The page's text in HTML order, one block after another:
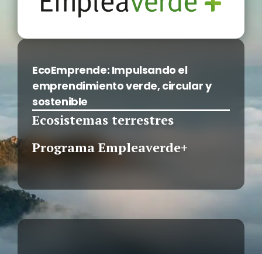
EcoEmprende: Impulsando el
emprendimiento verde, circular y
sostenible
Ecosistemas terrestres
Programa Empleaverde+